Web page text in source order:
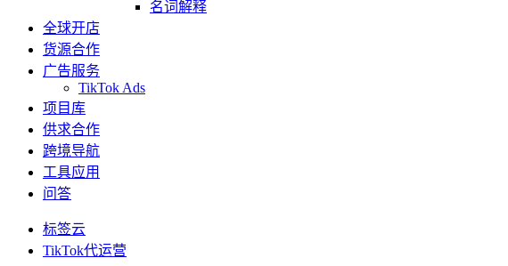
名词解释
全球开店
货源合作
广告服务
TikTok Ads
项目库
供求合作
跨境导航
工具应用
问答
标签云
TikTok代运营